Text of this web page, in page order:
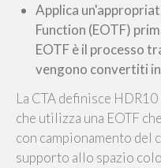
Applica
Function (EOTF)
EOTF è il processo
vengono convertiti
La CTA definisce
che utilizza una EOTF
con campionamento del
supporto allo spazio